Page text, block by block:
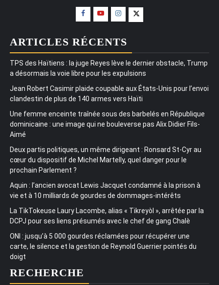
ARTICLES RÉCENTS
TPS des Haïtiens : la juge Reyes lève le dernier obstacle, Trump
a désormais la voie libre pour les expulsions
Jean Robert Casimir plaide coupable aux États-Unis pour l’envoi
clandestin de plus de 140 armes vers Haïti
Une femme enceinte traînée sous des barbelés en République
dominicaine : une image qui ne bouleverse pas Alix Didier Fils-
Aimé
Deux partis politiques, un même dirigeant : Ronsard St-Cyr au
cœur du dispositif de Michel Martelly, quel danger pour le
prochain Parlement ?
Aquin : l’ancien avocat Lewis Jacquet condamné à la prison à
vie et à 10 milliards de gourdes de dommages-intérêts
La TikTokeuse Laury Lacombe, alias « Tikreyòl », arrêtée par la
DCPJ pour ses liens présumés avec le chef de gang Chalè
ONI : jusqu’à 5 000 gourdes réclamées pour récupérer une
carte, le silence et la gestion de Reynold Guerrier pointés du
doigt
RECHERCHE